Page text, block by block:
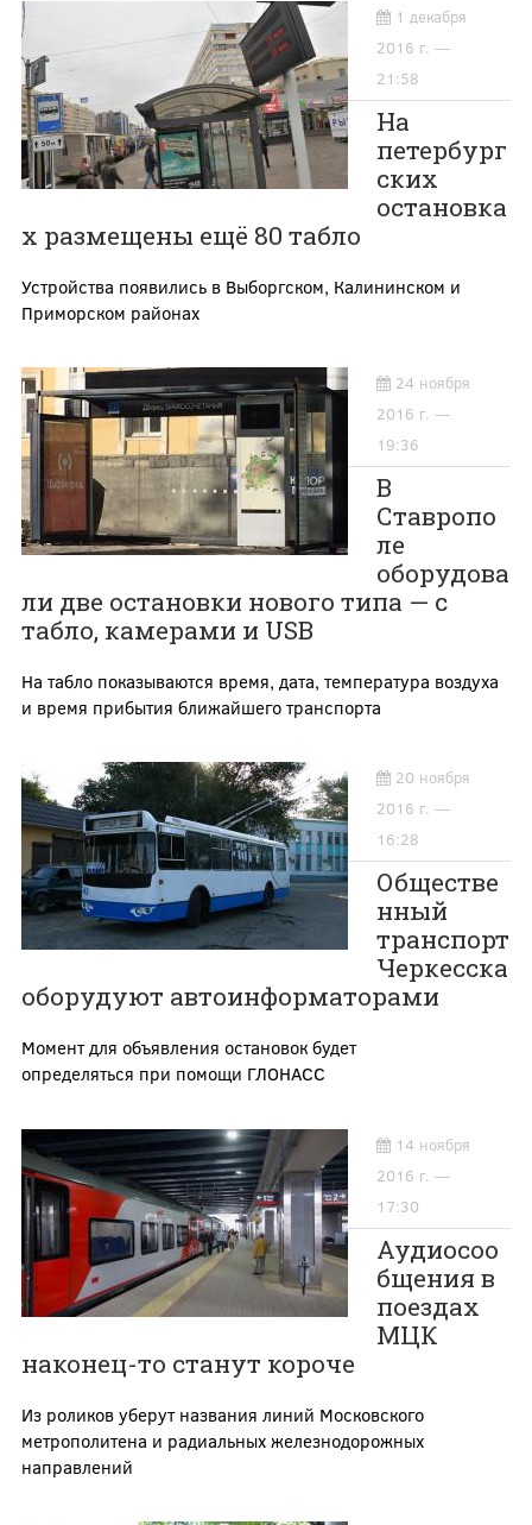
1 декабря
2016 г. —
21:58
На
петербург
ских
остановка
х размещены ещё 80 табло
Устройства появились в Выборгском, Калининском и
Приморском районах
24 ноября
2016 г. —
19:36
В
Ставропо
ле
оборудова
ли две остановки нового типа — с
табло, камерами и USB
На табло показываются время, дата, температура воздуха
и время прибытия ближайшего транспорта
20 ноября
2016 г. —
16:28
Обществе
нный
транспорт
Черкесска
оборудуют автоинформаторами
Момент для объявления остановок будет
определяться при помощи ГЛОНАСС
14 ноября
2016 г. —
17:30
Аудиосоо
бщения в
поездах
МЦК
наконец-то станут короче
Из роликов уберут названия линий Московского
метрополитена и радиальных железнодорожных
направлений